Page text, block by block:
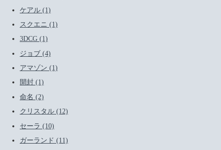
ケアル (1)
スクエニ (1)
3DCG (1)
ジョブ (4)
アマゾン (1)
開封 (1)
命名 (2)
クリスタル (12)
セーラ (10)
ガーランド (11)